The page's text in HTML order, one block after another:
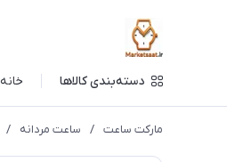
دسته‌بندی کالاها خانه
مارکت ساعت / ساعت مردانه /